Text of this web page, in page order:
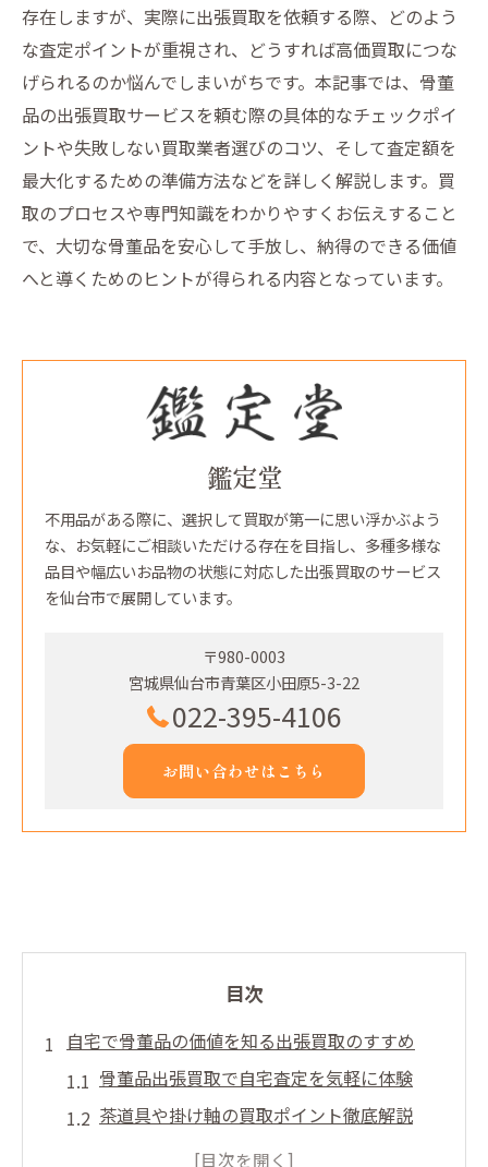
存在しますが、実際に出張買取を依頼する際、どのよう
な査定ポイントが重視され、どうすれば高価買取につな
げられるのか悩んでしまいがちです。本記事では、骨董
品の出張買取サービスを頼む際の具体的なチェックポイ
ントや失敗しない買取業者選びのコツ、そして査定額を
最大化するための準備方法などを詳しく解説します。買
取のプロセスや専門知識をわかりやすくお伝えすること
で、大切な骨董品を安心して手放し、納得のできる価値
へと導くためのヒントが得られる内容となっています。
鑑定堂
不用品がある際に、選択して買取が第一に思い浮かぶよう
な、お気軽にご相談いただける存在を目指し、多種多様な
品目や幅広いお品物の状態に対応した出張買取のサービス
を仙台市で展開しています。
〒980-0003
宮城県仙台市青葉区小田原5-3-22
022-395-4106
お問い合わせはこちら
目次
自宅で骨董品の価値を知る出張買取のすすめ
骨董品出張買取で自宅査定を気軽に体験
茶道具や掛け軸の買取ポイント徹底解説
日本刀や置物も安心の骨董品買取対応例